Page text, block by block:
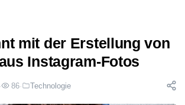
mit der Erstellung von
Instagram-Fotos
· 86· Technologie